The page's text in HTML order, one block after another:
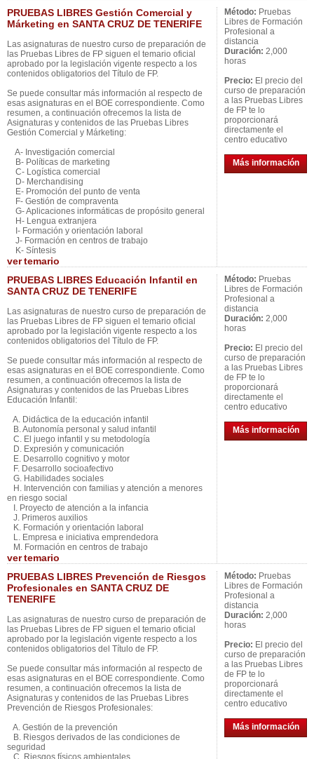
PRUEBAS LIBRES Gestión Comercial y
Márketing en SANTA CRUZ DE TENERIFE
Las asignaturas de nuestro curso de preparación de
las Pruebas Libres de FP siguen el temario oficial
aprobado por la legislación vigente respecto a los
contenidos obligatorios del Título de FP.
Se puede consultar más información al respecto de
esas asignaturas en el BOE correspondiente. Como
resumen, a continuación ofrecemos la lista de
Asignaturas y contenidos de las Pruebas Libres
Gestión Comercial y Márketing:
A- Investigación comercial
B- Políticas de marketing
C- Logística comercial
D- Merchandising
E- Promoción del punto de venta
F- Gestión de compraventa
G- Aplicaciones informáticas de propósito general
H- Lengua extranjera
I- Formación y orientación laboral
J- Formación en centros de trabajo
K- Síntesis
vertemario
Método: Pruebas
Libres de Formación
Profesional a
distancia
Duración: 2,000
horas
Precio: El precio del
curso de preparación
a las Pruebas Libres
de FP te lo
proporcionará
directamente el
centro educativo
Más información
PRUEBAS LIBRES Educación Infantil en
SANTA CRUZ DE TENERIFE
Las asignaturas de nuestro curso de preparación de
las Pruebas Libres de FP siguen el temario oficial
aprobado por la legislación vigente respecto a los
contenidos obligatorios del Título de FP.
Se puede consultar más información al respecto de
esas asignaturas en el BOE correspondiente. Como
resumen, a continuación ofrecemos la lista de
Asignaturas y contenidos de las Pruebas Libres
Educación Infantil:
A. Didáctica de la educación infantil
B. Autonomía personal y salud infantil
C. El juego infantil y su metodología
D. Expresión y comunicación
E. Desarrollo cognitivo y motor
F. Desarrollo socioafectivo
G. Habilidades sociales
H. Intervención con familias y atención a menores
en riesgo social
I. Proyecto de atención a la infancia
J. Primeros auxilios
K. Formación y orientación laboral
L. Empresa e iniciativa emprendedora
M. Formación en centros de trabajo
vertemario
Método: Pruebas
Libres de Formación
Profesional a
distancia
Duración: 2,000
horas
Precio: El precio del
curso de preparación
a las Pruebas Libres
de FP te lo
proporcionará
directamente el
centro educativo
Más información
PRUEBAS LIBRES Prevención de Riesgos
Profesionales en SANTA CRUZ DE
TENERIFE
Las asignaturas de nuestro curso de preparación de
las Pruebas Libres de FP siguen el temario oficial
aprobado por la legislación vigente respecto a los
contenidos obligatorios del Título de FP.
Se puede consultar más información al respecto de
esas asignaturas en el BOE correspondiente. Como
resumen, a continuación ofrecemos la lista de
Asignaturas y contenidos de las Pruebas Libres
Prevención de Riesgos Profesionales:
A. Gestión de la prevención
B. Riesgos derivados de las condiciones de
seguridad
C. Riesgos físicos ambientales
Método: Pruebas
Libres de Formación
Profesional a
distancia
Duración: 2,000
horas
Precio: El precio del
curso de preparación
a las Pruebas Libres
de FP te lo
proporcionará
directamente el
centro educativo
Más información